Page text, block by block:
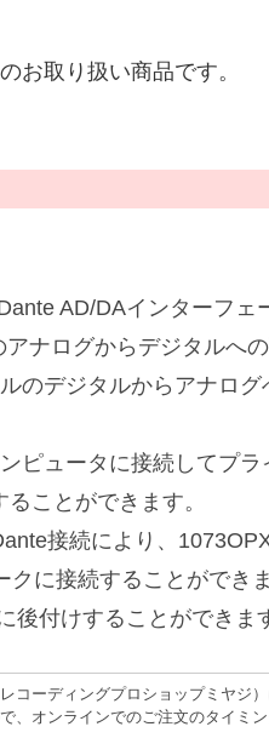
お取り扱い商品です。
AD/DAインターフェ
ナログからデジタルへ
のデジタルからアナログ
ピュータに接続してプラ
ことができます。
接続により、
クに接続することができ
付けすることができま
コーディングプロショップミヤジ
、オンラインでのご注文のタイミン